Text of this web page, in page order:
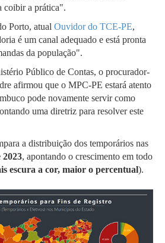
coibir a prática".
Porto, atual Ouvidor do TCE-PE,
é um canal adequado e está pronta
da população".
Público de Contas, o procurador-
afirmou que o MPC-PE estará atento
pode novamente servir como
uma diretriz para resolver este
a distribuição dos temporários nas
2023, apontando o crescimento em todo
escura a cor, maior o percentual).